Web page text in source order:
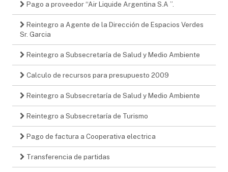
Pago a proveedor “Air Liquide Argentina S.A ”.
Reintegro a Agente de la Dirección de Espacios Verdes
Sr. Garcia
Reintegro a Subsecretaría de Salud y Medio Ambiente
Calculo de recursos para presupuesto 2009
Reintegro a Subsecretaría de Salud y Medio Ambiente
Reintegro a Subsecretaría de Turismo
Pago de factura a Cooperativa electrica
Transferencia de partidas